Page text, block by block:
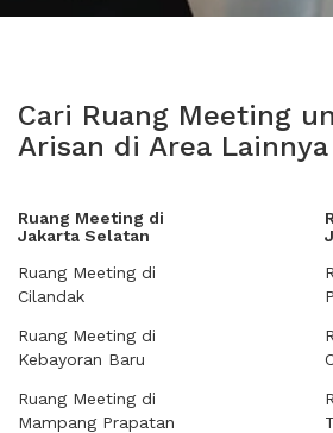
Cari Ruang Meeting
Arisan di Area Lainnya
Ruang Meeting di
Jakarta Selatan
Ruang Meeting di
Cilandak
Ruang Meeting di
Kebayoran Baru
Ruang Meeting di
Mampang Prapatan